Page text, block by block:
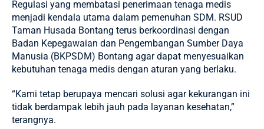
Regulasi yang membatasi penerimaan tenaga medis
menjadi kendala utama dalam pemenuhan SDM. RSUD
Taman Husada Bontang terus berkoordinasi dengan
Badan Kepegawaian dan Pengembangan Sumber Daya
Manusia (BKPSDM) Bontang agar dapat menyesuaikan
kebutuhan tenaga medis dengan aturan yang berlaku.
“Kami tetap berupaya mencari solusi agar kekurangan ini
tidak berdampak lebih jauh pada layanan kesehatan,”
terangnya.